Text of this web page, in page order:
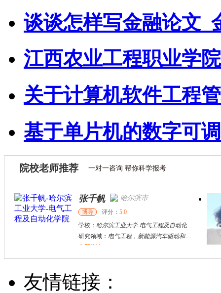
谈谈怎样写金融论文_
江西农业工程职业学
关于计算机软件工程
基于单片机的数字可
院校老师推荐 一对一咨询 帮你科学报考
张千帆 哈尔滨市
博导 评分： 5.0
学校： 哈尔滨工业大学-电气工程及自动化学院
研究领域： 电气工程，新能源汽车驱动和充电
立即咨询
何斌锋 苏州市
其他
学校：南京大学
友情链接：